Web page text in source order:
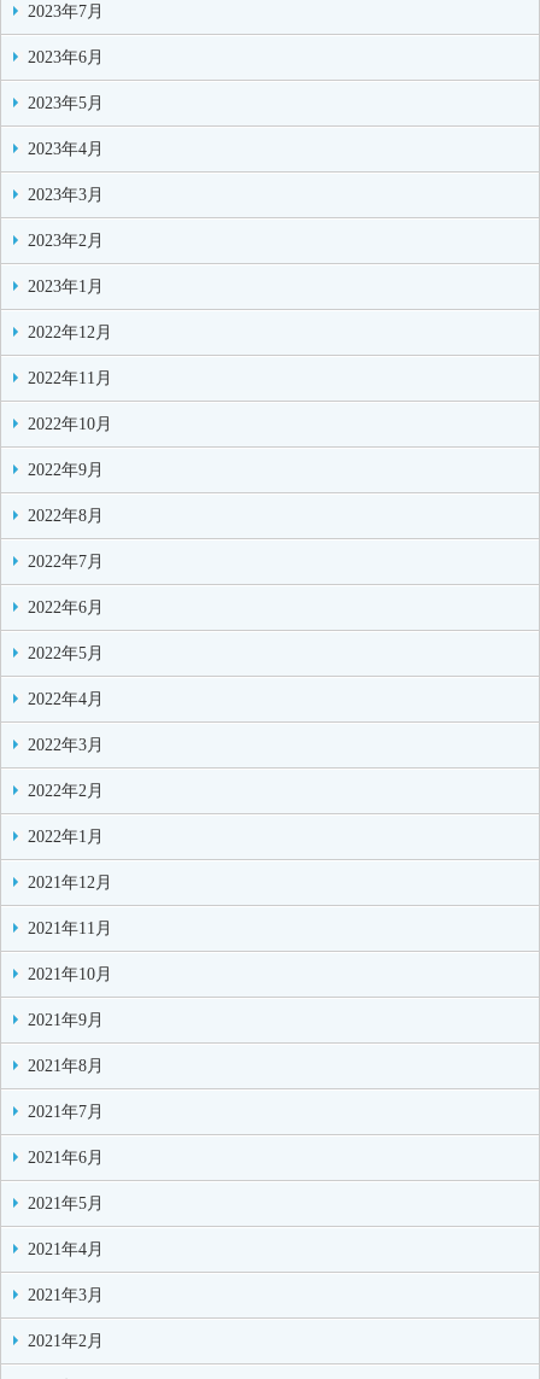
2023年7月
2023年6月
2023年5月
2023年4月
2023年3月
2023年2月
2023年1月
2022年12月
2022年11月
2022年10月
2022年9月
2022年8月
2022年7月
2022年6月
2022年5月
2022年4月
2022年3月
2022年2月
2022年1月
2021年12月
2021年11月
2021年10月
2021年9月
2021年8月
2021年7月
2021年6月
2021年5月
2021年4月
2021年3月
2021年2月